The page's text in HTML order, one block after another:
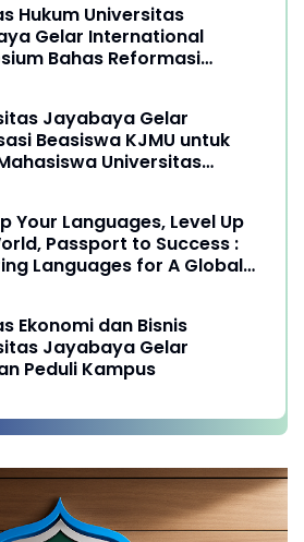
Masagi - Kabupaten
Jawa Barat
Hukum Universitas
Gelar International
Bahas Reformasi
Jayabaya Gelar
Beasiswa KJMU untuk
Universitas
Your Languages, Level Up
Passport to Success :
Languages for A Global
Ekonomi dan Bisnis
Jayabaya Gelar
Peduli Kampus